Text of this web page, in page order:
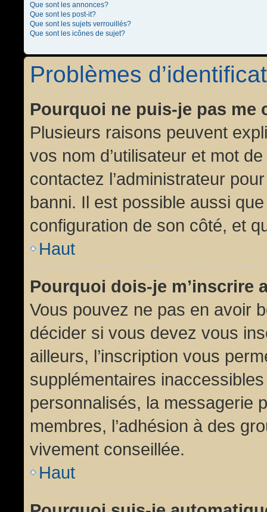
Que sont les annonces?
Que sont les post-it?
Que sont les sujets verrouillés?
Que sont les icônes de sujet?
Problèmes
Pourquoi ne puis-je pas me
Plusieurs raisons peuvent
vos nom d’utilisateur et mot
contactez l’administrateur
banni. Il est possible aussi
configuration de son côté, et
Haut
Pourquoi dois-je m’inscrire
Vous pouvez ne pas en avoir
décider si vous devez vous
ailleurs, l’inscription vous
supplémentaires
personnalisés, la messagerie
membres, l’adhésion à des
vivement conseillée.
Haut